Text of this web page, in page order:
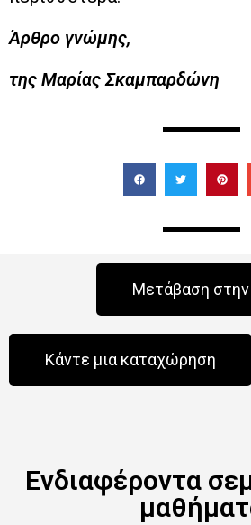
Άρθρο γνώμης,
της Μαρίας Σκαμπαρδώνη
Μετάβαση στην
Κάντε μια καταχώρηση
Ενδιαφέροντα